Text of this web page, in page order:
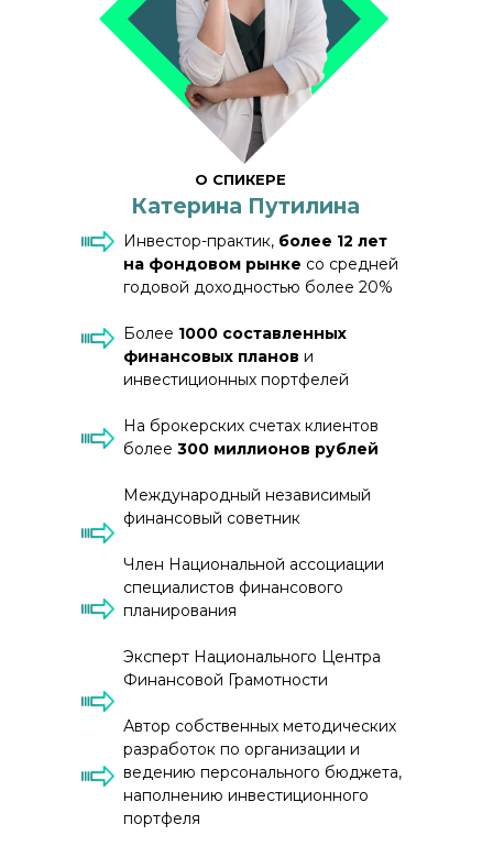
О СПИКЕРЕ
Катерина Путилина
Инвестор-практик, более 12 лет
на фондовом рынке со средней
годовой доходностью более 20%
Более 1000 составленных
финансовых планов и
инвестиционных портфелей
На брокерских счетах клиентов
более 300 миллионов рублей
Международный независимый
финансовый советник
Член Национальной ассоциации
специалистов финансового
планирования
Эксперт Национального Центра
Финансовой Грамотности
Автор собственных методических
разработок по организации и
ведению персонального бюджета,
наполнению инвестиционного
портфеля